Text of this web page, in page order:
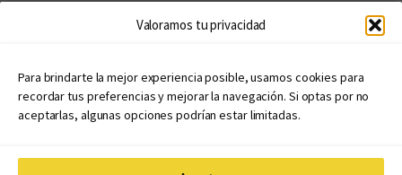
Valoramos tu privacidad
Para brindarte la mejor experiencia posible, usamos cookies para
recordar tus preferencias y mejorar la navegación. Si optas por no
aceptarlas, algunas opciones podrían estar limitadas.
Políticas de publicación
Políticas de coedición
Atribuciones